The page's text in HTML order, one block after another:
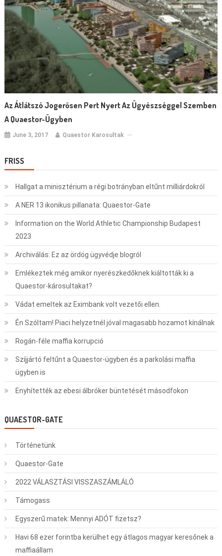
Az Átlátszó Jogerősen Pert Nyert Az Ügyészséggel Szemben
A Quaestor-Ügyben
June 3, 2017 Quaestor Karosultak
FRISS
Hallgat a minisztérium a régi botrányban eltűnt milliárdokról
A NER 13 ikonikus pillanata: Quaestor-Gate
Information on the World Athletic Championship Budapest
2023
Archiválás: Ez az ördög ügyvédje blogról
Emlékeztek még amikor nyerészkedőknek kiáltották ki a
Quaestor-károsultakat?
Vádat emeltek az Eximbank volt vezetői ellen.
Én Szóltam! Piaci helyzetnél jóval magasabb hozamot kínálnak
Rogán-féle maffia korrupció
Szíjjártó feltűnt a Quaestor-ügyben és a parkolási maffia
ügyben is
Enyhítették az ebesi álbróker büntetését másodfokon
QUAESTOR-GATE
Történetünk
Quaestor-Gate
2022 VÁLASZTÁSI VISSZASZÁMLÁLÓ
Támogass
Egyszerű matek: Mennyi ADÓT fizetsz?
Havi 68 ezer forintba kerülhet egy átlagos magyar keresőnek a
maffiaállam